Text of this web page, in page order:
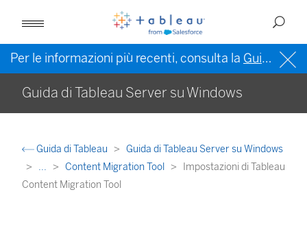
Per le informazioni più recenti, consulta la Guida di Tableau in inglese (Stati Uniti)
Guida di Tableau Server su Windows
Guida di Tableau
Guida di Tableau Server su Windows
...
Content Migration Tool
Impostazioni di Tableau
Content Migration Tool